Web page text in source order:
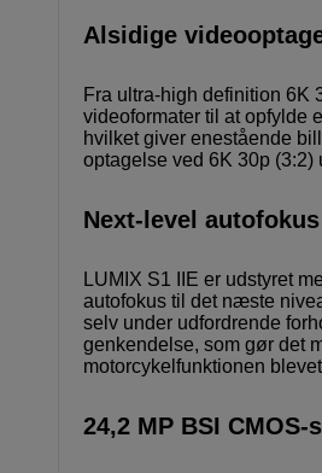
Alsidige
Fra ultra-high definition 6K
videoformater til at opfylde
hvilket giver enestående
optagelse ved 6K 30p (3:2)
Next-level
LUMIX S1 IIE er udstyret
autofokus til det næste
selv under udfordrende
genkendelse, som gør det
motorcykelfunktionen
24,2 MP BSI